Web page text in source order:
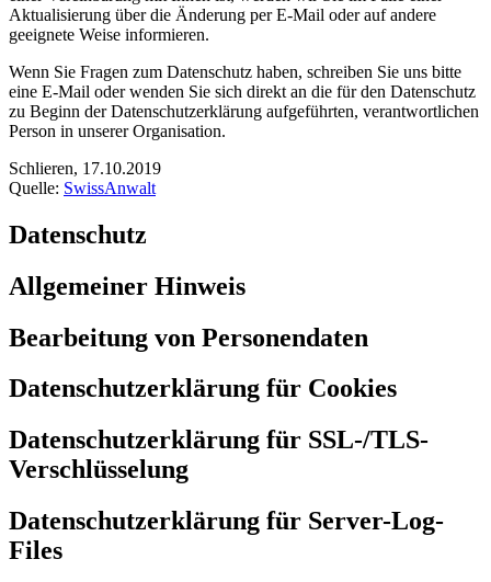
Aktualisierung über die Änderung per E-Mail oder auf andere
geeignete Weise informieren.
Wenn Sie Fragen zum Datenschutz haben, schreiben Sie uns bitte
eine E-Mail oder wenden Sie sich direkt an die für den Datenschutz
zu Beginn der Datenschutzerklärung aufgeführten, verantwortlichen
Person in unserer Organisation.
Schlieren, 17.10.2019
Quelle: SwissAnwalt
Datenschutz
Allgemeiner Hinweis
Bearbeitung von Personendaten
Datenschutzerklärung für Cookies
Datenschutzerklärung für SSL-/TLS-
Verschlüsselung
Datenschutzerklärung für Server-Log-
Files